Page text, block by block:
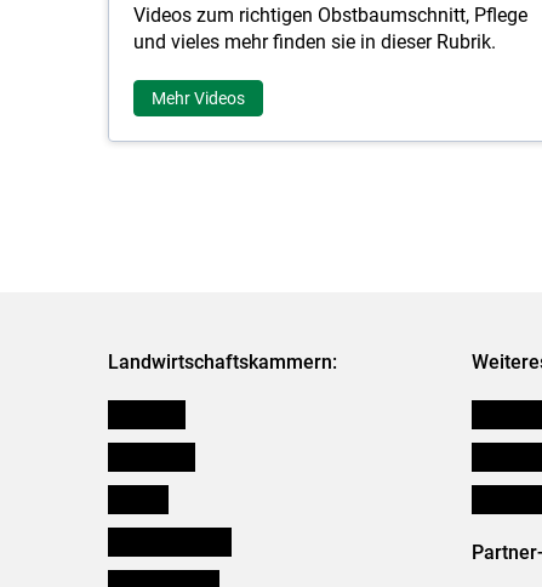
Mehr Videos
Videos zum richtigen Obstbaumschnitt, Pflege
und vieles mehr finden sie in dieser Rubrik.
Landwirtschaftskammern: